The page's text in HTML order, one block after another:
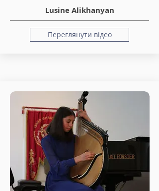
Lusine Alikhanyan
Переглянути відео